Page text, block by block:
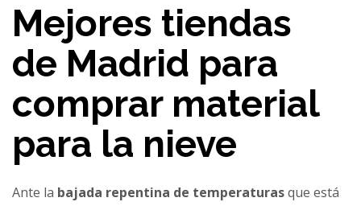
Mejores tiendas
de Madrid para
comprar material
para la nieve
Ante la bajada repentina de temperaturasque está